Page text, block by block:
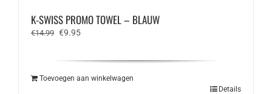
K-SWISS PROMO TOWEL – BLAUW
€14.99 Oorspronkelijke
€9.95Huidige
Toevoegen aan winkelwagen
Details